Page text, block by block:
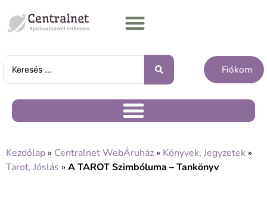
Fiókom
Kezdőlap » Centralnet WebÁruház » Könyvek, Jegyzetek »
Tarot, Jóslás » A TAROT Szimbóluma – Tankönyv